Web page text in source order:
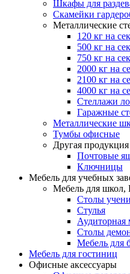
Шкафы для
Скамейки
Металлические
120 кг на
500 кг на
750 кг на
2000 кг на
2100 кг на
4000 кг на
Стеллажи
Гаражные
Металлические
Тумбы офисные
Другая продукция
Почтовые
Ключницы
Мебель для учебных
Мебель для школ,
Столы
Стулья
Аудиторная
Столы
Мебель для
Мебель для гостиниц
Офисные аксессуары